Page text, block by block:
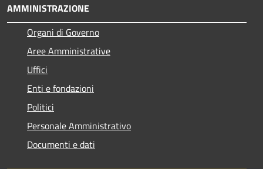
AMMINISTRAZIONE
Organi di Governo
Aree Amministrative
Uffici
Enti e fondazioni
Politici
Personale Amministrativo
Documenti e dati